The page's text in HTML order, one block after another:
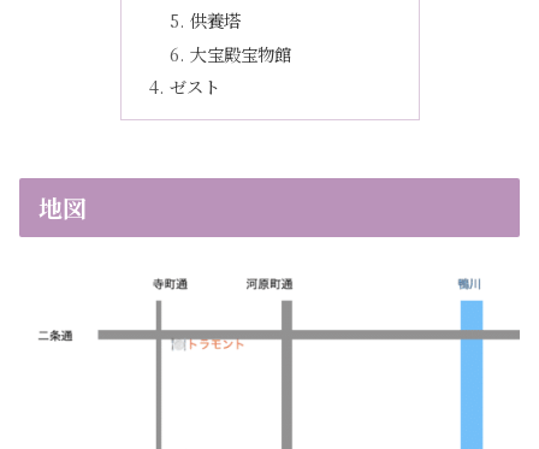
供養塔
大宝殿宝物館
ゼスト
地図